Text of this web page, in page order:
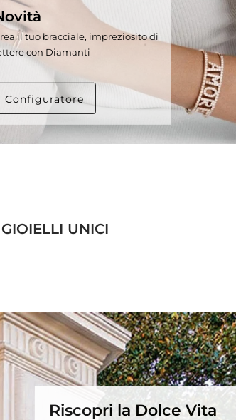
il tuo bracciale, impreziosito di
con Diamanti
Configuratore
UNICI
Riscopri la Dolce Vita